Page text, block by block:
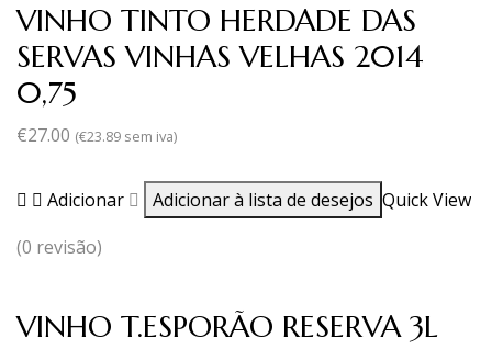
VINHO TINTO HERDADE DAS
SERVAS VINHAS VELHAS 2014
0,75
€27.00 (€23.89 sem iva)
Adicionar Adicionar à lista de desejos Quick View
(0 revisão)
VINHO T.ESPORÃO RESERVA 3L